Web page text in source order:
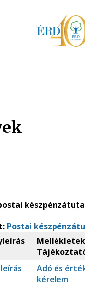
Postai
Mellékletek
Adó és
kérelem